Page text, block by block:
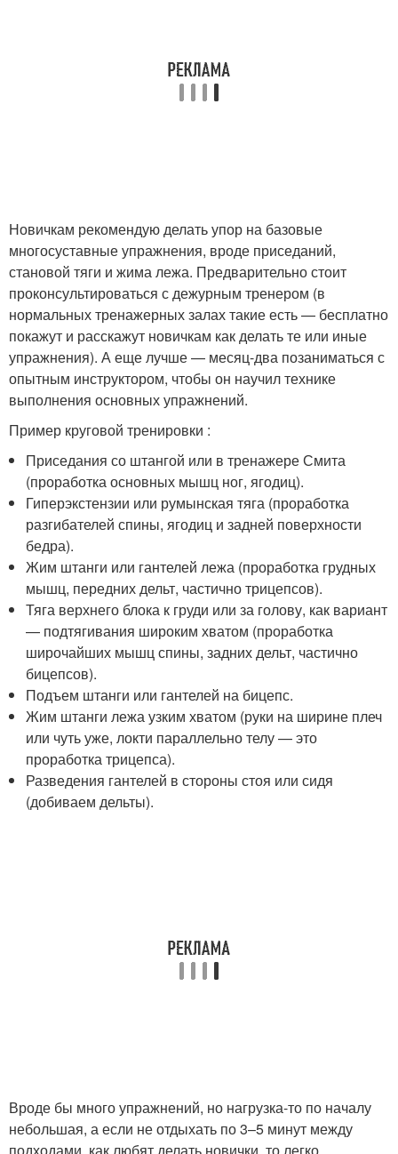
Новичкам рекомендую делать упор на базовые
многосуставные упражнения, вроде приседаний,
становой тяги и жима лежа. Предварительно стоит
проконсультироваться с дежурным тренером (в
нормальных тренажерных залах такие есть — бесплатно
покажут и расскажут новичкам как делать те или иные
упражнения). А еще лучше — месяц-два позаниматься с
опытным инструктором, чтобы он научил технике
выполнения основных упражнений.
Пример круговой тренировки :
Приседания со штангой или в тренажере Смита
(проработка основных мышц ног, ягодиц).
Гиперэкстензии или румынская тяга (проработка
разгибателей спины, ягодиц и задней поверхности
бедра).
Жим штанги или гантелей лежа (проработка грудных
мышц, передних дельт, частично трицепсов).
Тяга верхнего блока к груди или за голову, как вариант
— подтягивания широким хватом (проработка
широчайших мышц спины, задних дельт, частично
бицепсов).
Подъем штанги или гантелей на бицепс.
Жим штанги лежа узким хватом (руки на ширине плеч
или чуть уже, локти параллельно телу — это
проработка трицепса).
Разведения гантелей в стороны стоя или сидя
(добиваем дельты).
Вроде бы много упражнений, но нагрузка-то по началу
небольшая, а если не отдыхать по 3–5 минут между
подходами, как любят делать новички, то легко